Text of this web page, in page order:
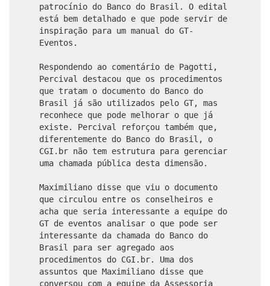
patrocínio do Banco do Brasil. O edital
está bem detalhado e que pode servir de
inspiração para um manual do GT-
Eventos.
Respondendo ao comentário de Pagotti,
Percival destacou que os procedimentos
que tratam o documento do Banco do
Brasil já são utilizados pelo GT, mas
reconhece que pode melhorar o que já
existe. Percival reforçou também que,
diferentemente do Banco do Brasil, o
CGI.br não tem estrutura para gerenciar
uma chamada pública desta dimensão.
Maximiliano disse que viu o documento
que circulou entre os conselheiros e
acha que seria interessante a equipe do
GT de eventos analisar o que pode ser
interessante da chamada do Banco do
Brasil para ser agregado aos
procedimentos do CGI.br. Uma dos
assuntos que Maximiliano disse que
conversou com a equipe da Assessoria